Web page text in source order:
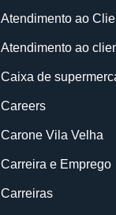
Atendimento ao
Atendimento ao
Caixa de
Careers
Carone Vila Velha
Carreira e Emprego
Carreiras